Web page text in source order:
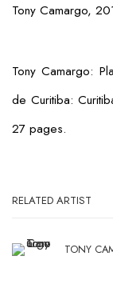
Tony Camargo,
Tony Camargo:
de Curitiba:
27 pages.
RELATED ARTIST
TONY